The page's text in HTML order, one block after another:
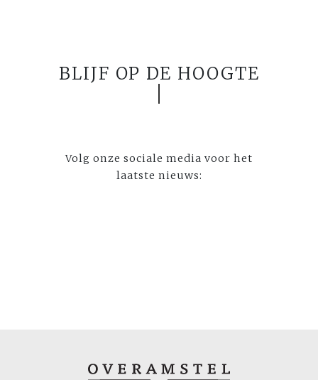
BLIJF OP DE HOOGTE
Volg onze sociale media voor het
laatste nieuws: